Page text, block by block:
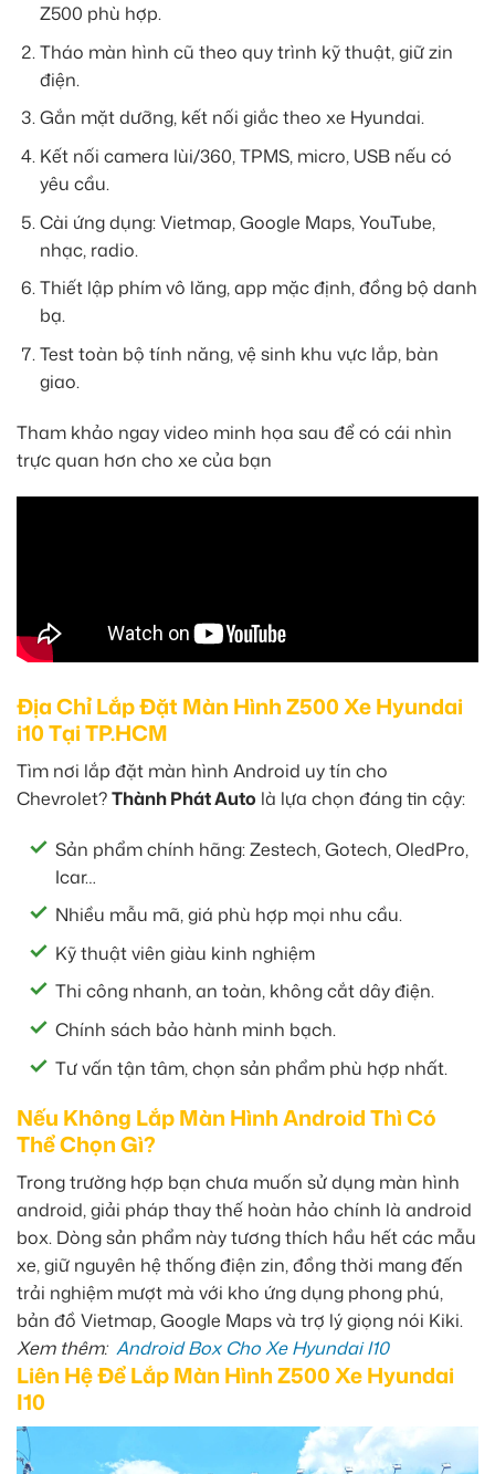
Z500 phù hợp.
Tháo màn hình cũ theo quy trình kỹ thuật, giữ zin
điện.
Gắn mặt dưỡng, kết nối giắc theo xe Hyundai.
Kết nối camera lùi/360, TPMS, micro, USB nếu có
yêu cầu.
Cài ứng dụng: Vietmap, Google Maps, YouTube,
nhạc, radio.
Thiết lập phím vô lăng, app mặc định, đồng bộ danh
bạ.
Test toàn bộ tính năng, vệ sinh khu vực lắp, bàn
giao.
Tham khảo ngay video minh họa sau để có cái nhìn
trực quan hơn cho xe của bạn
Địa Chỉ Lắp Đặt Màn Hình Z500 Xe Hyundai
i10 Tại TP.HCM
Tìm nơi lắp đặt màn hình Android uy tín cho
Chevrolet?Thành Phát Auto là lựa chọn đáng tin cậy:
Sản phẩm chính hãng: Zestech, Gotech, OledPro,
Icar…
Nhiều mẫu mã, giá phù hợp mọi nhu cầu.
Kỹ thuật viên giàu kinh nghiệm
Thi công nhanh, an toàn, không cắt dây điện.
Chính sách bảo hành minh bạch.
Tư vấn tận tâm, chọn sản phẩm phù hợp nhất.
Nếu Không Lắp Màn Hình Android Thì Có
Thể Chọn Gì?
Trong trường hợp bạn chưa muốn sử dụng màn hình
android, giải pháp thay thế hoàn hảo chính là android
box. Dòng sản phẩm này tương thích hầu hết các mẫu
xe, giữ nguyên hệ thống điện zin, đồng thời mang đến
trải nghiệm mượt mà với kho ứng dụng phong phú,
bản đồ Vietmap, Google Maps và trợ lý giọng nói Kiki.
Xem thêm: Android Box Cho Xe Hyundai I10
Liên Hệ Để Lắp Màn Hình Z500 Xe Hyundai
I10